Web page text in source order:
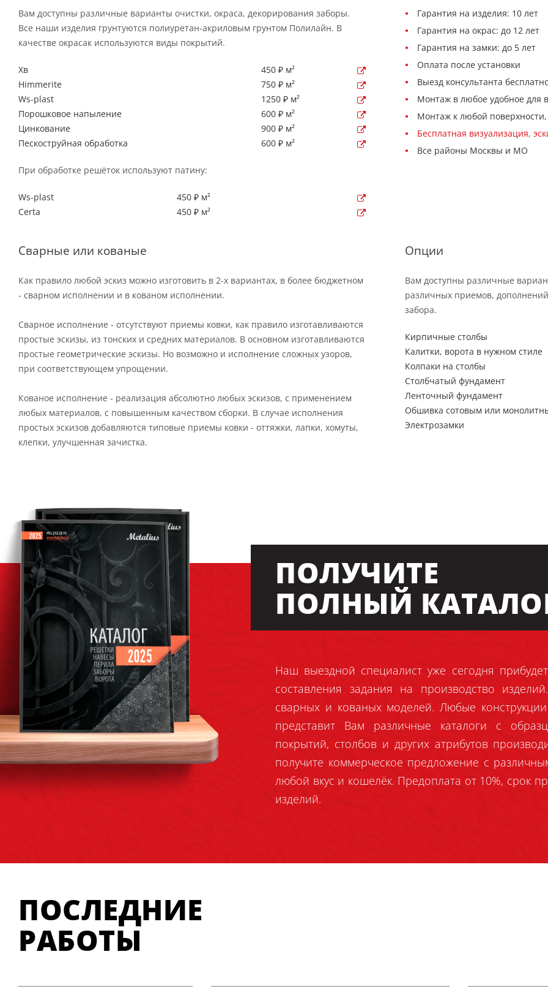
Вам доступны различные варианты очистки, окраса, декорирования заборы.
Все наши изделия грунтуются полиуретан-акриловым грунтом Полилайн. В
качестве окрасак используются виды покрытий.
Хв
450 ₽ м²
Himmerite
750 ₽ м²
Ws-plast
1250 ₽ м²
Порошковое напыление
600 ₽ м²
Цинкование
900 ₽ м²
Пескоструйная обработка
600 ₽ м²
При обработке решёток используют патину:
Ws-plast
450 ₽ м²
Certa
450 ₽ м²
Гарантия на изделия: 10 лет
Гарантия на окрас: до 12 лет
Гарантия на замки: до 5 лет
Оплата после установки
Выезд консультанта
Монтаж в любое удобное для
Монтаж к любой
Бесплатная визуализация,
Все районы Москвы и МО
Сварные или кованые
Как правило любой эскиз можно изготовить в 2-х вариантах, в более бюджетном
- сварном исполнении и в кованом исполнении.
Сварное исполнение - отсутствуют приемы ковки, как правило изготавливаются
простые эскизы, из тонских и средних материалов. В основном изготавливаются
простые геометрические эскизы. Но возможно и исполнение сложных узоров,
при соответствующем упрощении.
Кованое исполнение - реализация абсолютно любых эскизов, с применением
любых материалов, с повышенным качеством сборки. В случае исполнения
простых эскизов добавляются типовые приемы ковки - оттяжки, лапки, хомуты,
клепки, улучшенная зачистка.
Опции
Вам доступны различные
различных приемов,
забора.
Кирпичные столбы
Калитки, ворота в нужном стиле
Колпаки на столбы
Столбчатый фундамент
Ленточный фундамент
Обшивка сотовым или
Электрозамки
ПОЛУЧИТЕ
ПОЛНЫЙ
Наш выездной специалист уже сегодня
составления задания на производство
сварных и кованых моделей. Любые
представит Вам различные каталоги с
покрытий, столбов и других атрибутов
получите коммерческое предложение с
любой вкус и кошелёк. Предоплата от 10%, срок
изделий.
ПОСЛЕДНИЕ
РАБОТЫ